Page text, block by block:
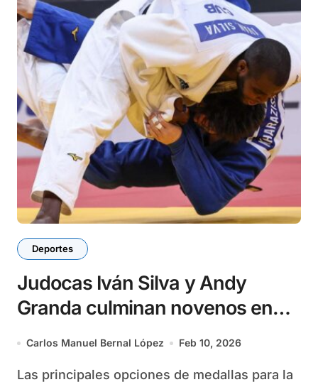
Deportes
Judocas Iván Silva y Andy
Granda culminan novenos en
Grand Slam de París 2026
Carlos Manuel Bernal López Feb 10, 2026
Las principales opciones de medallas para la